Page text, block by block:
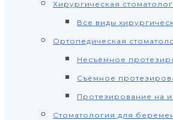
Хирургическая
Все виды
Ортопедическая
Несъёмное
Съёмное
Протезирование на
Стоматология для